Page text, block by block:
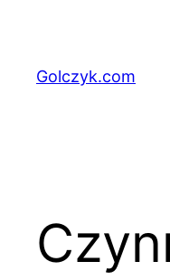
treściGolczyk.com